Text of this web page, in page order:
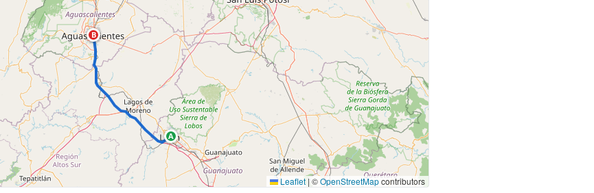
A
B
Leaflet | ©OpenStreetMapcontributors